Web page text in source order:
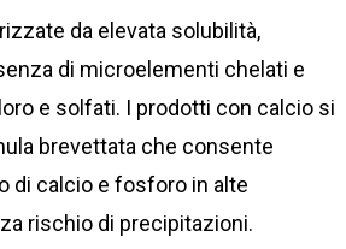
da elevata solubilità,
di microelementi chelati e
e solfati. I prodotti con calcio si
brevettata che consente
di calcio e fosforo in alte
rischio di precipitazioni.